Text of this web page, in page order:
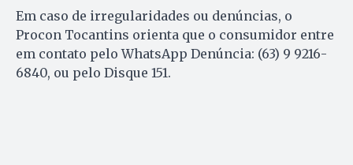
Em caso de irregularidades ou denúncias, o
Procon Tocantins orienta que o consumidor entre
em contato pelo WhatsApp Denúncia: (63) 9 9216-
6840, ou pelo Disque 151.